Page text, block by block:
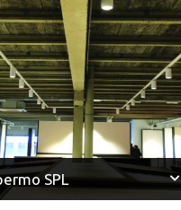
SPL